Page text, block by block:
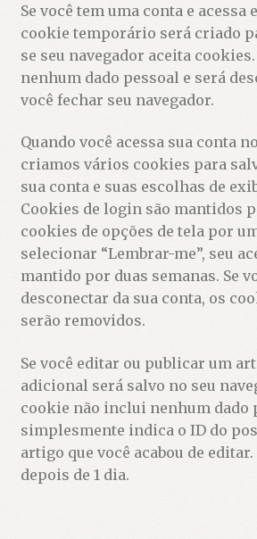
Se você tem uma conta e acessa
cookie temporário será criado
se seu navegador aceita
nenhum dado pessoal e será
você fechar seu navegador.
Quando você acessa sua conta
criamos vários cookies para
sua conta e suas escolhas de
Cookies de login são mantidos
cookies de opções de tela por
selecionar “Lembrar-me”, seu
mantido por duas semanas. Se
desconectar da sua conta, os
serão removidos.
Se você editar ou publicar um
adicional será salvo no seu
cookie não inclui nenhum dado
simplesmente indica o ID do
artigo que você acabou de
depois de 1 dia.